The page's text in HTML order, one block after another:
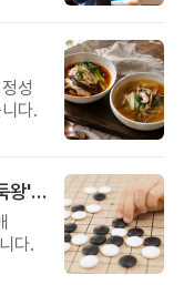
성
다.
제3회 서초구 아버지센터배 '매너 바둑왕' 대회
다.